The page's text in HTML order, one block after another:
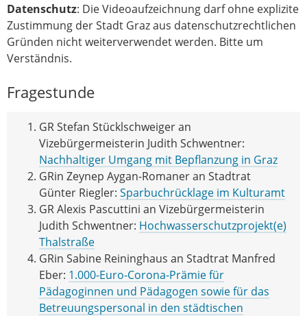
Datenschutz: Die Videoaufzeichnung darf ohne explizite
Zustimmung der Stadt Graz aus datenschutzrechtlichen
Gründen nicht weiterverwendet werden. Bitte um
Verständnis.
Fragestunde
GR Stefan Stücklschweiger an
Vizebürgermeisterin Judith Schwentner:
Nachhaltiger Umgang mit Bepflanzung in Graz
GRin Zeynep Aygan-Romaner an Stadtrat
Günter Riegler: Sparbuchrücklage im Kulturamt
GR Alexis Pascuttini an Vizebürgermeisterin
Judith Schwentner: Hochwasserschutzprojekt(e)
Thalstraße
GRin Sabine Reininghaus an Stadtrat Manfred
Eber: 1.000-Euro-Corona-Prämie für
Pädagoginnen und Pädagogen sowie für das
Betreuungspersonal in den städtischen